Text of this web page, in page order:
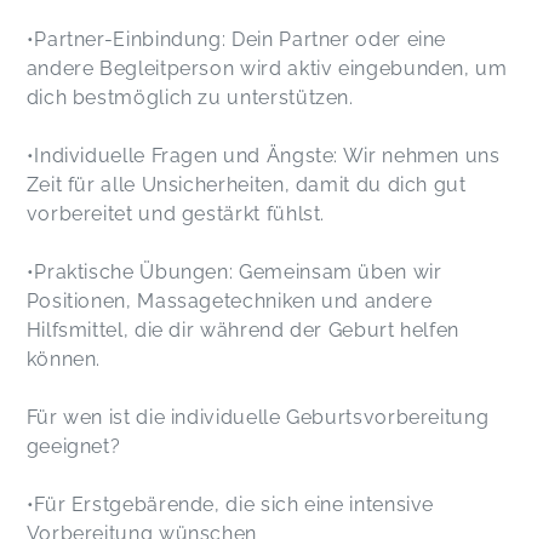
•Partner-Einbindung: Dein Partner oder eine
andere Begleitperson wird aktiv eingebunden, um
dich bestmöglich zu unterstützen.
•Individuelle Fragen und Ängste: Wir nehmen uns
Zeit für alle Unsicherheiten, damit du dich gut
vorbereitet und gestärkt fühlst.
•Praktische Übungen: Gemeinsam üben wir
Positionen, Massagetechniken und andere
Hilfsmittel, die dir während der Geburt helfen
können.
Für wen ist die individuelle Geburtsvorbereitung
geeignet?
•Für Erstgebärende, die sich eine intensive
Vorbereitung wünschen